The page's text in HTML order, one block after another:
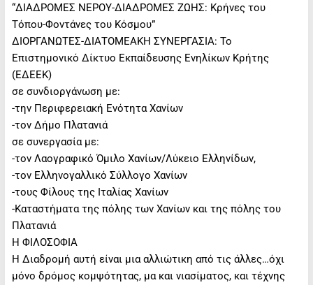
“ΔΙΑΔΡΟΜΕΣ ΝΕΡΟΥ-ΔΙΑΔΡΟΜΕΣ ΖΩΗΣ: Κρήνες του
Τόπου-Φοντάνες του Κόσμου”
ΔΙΟΡΓΑΝΩΤΕΣ-ΔΙΑΤΟΜΕΑΚΗ ΣΥΝΕΡΓΑΣΙΑ: Το
Επιστημονικό Δίκτυο Εκπαίδευσης Ενηλίκων Κρήτης
(ΕΔΕΕΚ)
σε συνδιοργάνωση με:
-την Περιφερειακή Ενότητα Χανίων
-τον Δήμο Πλατανιά
σε συνεργασία με:
-τον Λαογραφικό Όμιλο Χανίων/Λύκειο Ελληνίδων,
-τον Ελληνογαλλικό Σύλλογο Χανίων
-τους Φίλους της Ιταλίας Χανίων
-Καταστήματα της πόλης των Χανίων και της πόλης του
Πλατανιά
Η ΦΙΛΟΣΟΦΙΑ
Η Διαδρομή αυτή είναι μια αλλιώτικη από τις άλλες…όχι
μόνο δρόμος κομψότητας, μα και νιασίματος, και τέχνης